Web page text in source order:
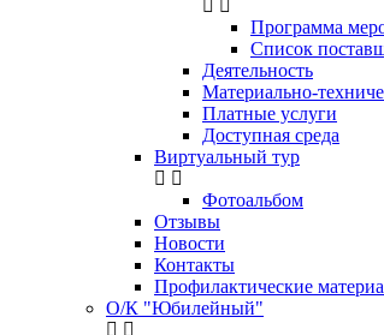
Программа
Список
Деятельность
Материально-
Платные услуги
Доступная среда
Виртуальный тур
Фотоальбом
Отзывы
Новости
Контакты
Профилактические
О/К "Юбилейный"